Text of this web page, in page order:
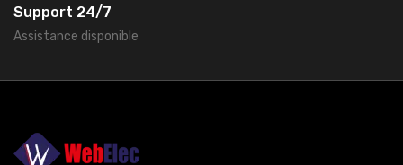
Support 24/7
Assistance disponible